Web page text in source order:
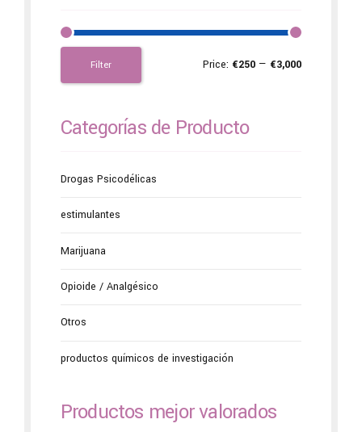
Filter Price: €250 — €3,000
Categorías de Producto
Drogas Psicodélicas
estimulantes
Marijuana
Opioide / Analgésico
Otros
productos químicos de investigación
Productos mejor valorados